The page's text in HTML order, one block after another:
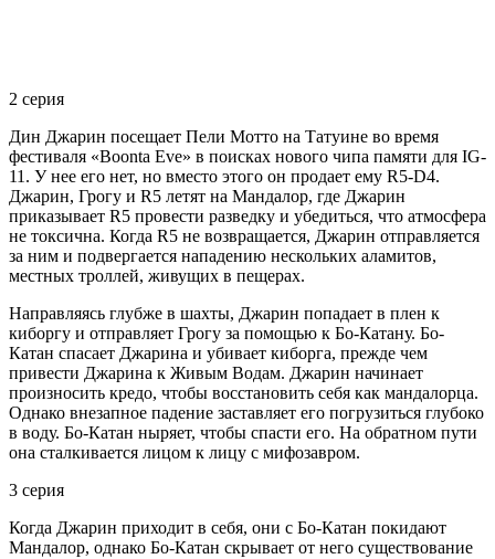
2 серия
Дин Джарин посещает Пели Мотто на Татуине во время
фестиваля «Boonta Eve» в поисках нового чипа памяти для IG-
11. У нее его нет, но вместо этого он продает ему R5-D4.
Джарин, Грогу и R5 летят на Мандалор, где Джарин
приказывает R5 провести разведку и убедиться, что атмосфера
не токсична. Когда R5 не возвращается, Джарин отправляется
за ним и подвергается нападению нескольких аламитов,
местных троллей, живущих в пещерах.
Направляясь глубже в шахты, Джарин попадает в плен к
киборгу и отправляет Грогу за помощью к Бо-Катану. Бо-
Катан спасает Джарина и убивает киборга, прежде чем
привести Джарина к Живым Водам. Джарин начинает
произносить кредо, чтобы восстановить себя как мандалорца.
Однако внезапное падение заставляет его погрузиться глубоко
в воду. Бо-Катан ныряет, чтобы спасти его. На обратном пути
она сталкивается лицом к лицу с мифозавром.
3 серия
Когда Джарин приходит в себя, они с Бо-Катан покидают
Мандалор, однако Бо-Катан скрывает от него существование